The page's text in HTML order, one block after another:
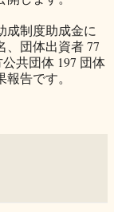
成制度助成金に
、団体出資者 77
共団体 197 団体
告です。